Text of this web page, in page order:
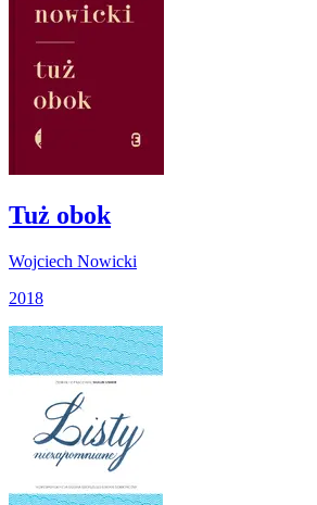
Tuż obok
Wojciech Nowicki
2018